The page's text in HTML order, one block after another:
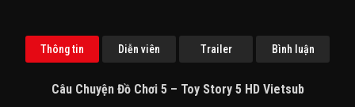
Thông tin Diễn viên Trailer Bình luận
Câu Chuyện Đồ Chơi 5 – Toy Story 5 HD Vietsub